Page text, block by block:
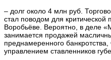
– долг около 4 млн руб.
стал поводом для критической
Воробьёве. Вероятно, в деле
занимается продажей
преднамеренного
управлением ставленников